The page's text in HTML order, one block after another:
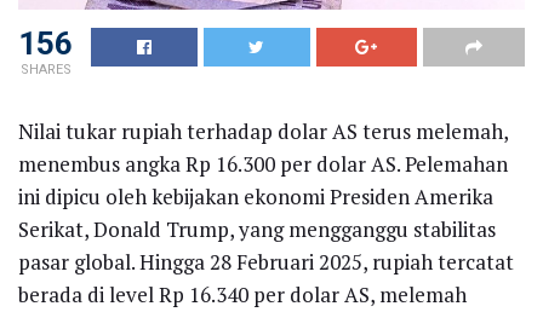
156
SHARES
Nilai tukar rupiah terhadap dolar AS terus melemah,
menembus angka Rp 16.300 per dolar AS. Pelemahan
ini dipicu oleh kebijakan ekonomi Presiden Amerika
Serikat, Donald Trump, yang mengganggu stabilitas
pasar global. Hingga 28 Februari 2025, rupiah tercatat
berada di level Rp 16.340 per dolar AS, melemah